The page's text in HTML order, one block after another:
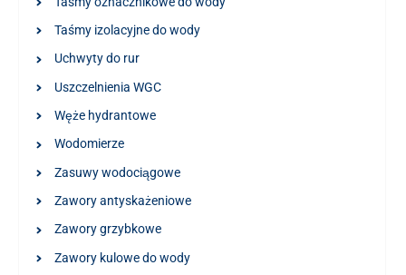
Taśmy izolacyjne do wody
Uchwyty do rur
Uszczelnienia WGC
Węże hydrantowe
Wodomierze
Zasuwy wodociągowe
Zawory antyskażeniowe
Zawory grzybkowe
Zawory kulowe do wody